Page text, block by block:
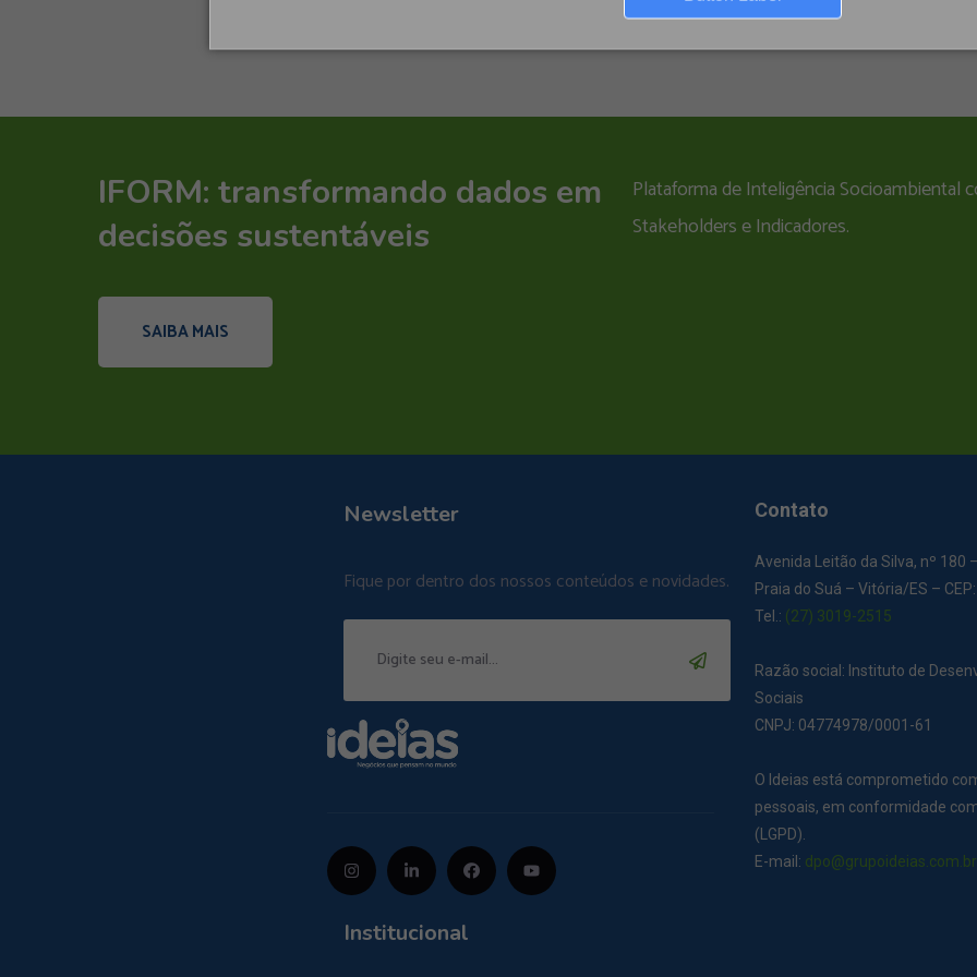
IFORM: transformando dados em
decisões sustentáveis
Plataforma de Inteligência Socioambiental
Stakeholders e Indicadores.
SAIBA MAIS
Newsletter
Fique por dentro dos nossos conteúdos e novidades.
Institucional
Contato
Avenida Leitão da Silva, nº 180
Praia do Suá – Vitória/ES –
Tel.: (27) 3019-2515
Razão social: Instituto de
Sociais
CNPJ: 04774978/0001-61
O Ideias está comprometido
pessoais, em conformidade
(LGPD).
E-mail: dpo@grupoideias.com.br